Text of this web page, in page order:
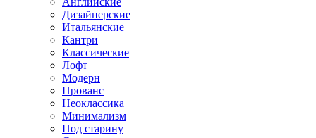
Дизайнерские
Итальянские
Кантри
Классические
Лофт
Модерн
Прованс
Неоклассика
Минимализм
Под старину